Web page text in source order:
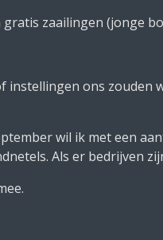
zaailingen (jonge
instellingen ons zouden
wil ik met
bedrijven zijn die